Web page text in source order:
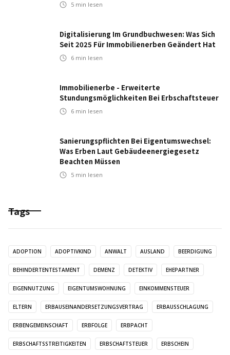
5 min lesen
Digitalisierung Im Grundbuchwesen: Was Sich
Seit 2025 Für Immobilienerben Geändert Hat
6 min lesen
Immobilienerbe - Erweiterte
Stundungsmöglichkeiten Bei Erbschaftsteuer
6 min lesen
Sanierungspflichten Bei Eigentumswechsel:
Was Erben Laut Gebäudeenergiegesetz
Beachten Müssen
5 min lesen
Tags
ADOPTION ADOPTIVKIND ANWALT AUSLAND BEERDIGUNG
BEHINDERTENTESTAMENT DEMENZ DETEKTIV EHEPARTNER
EIGENNUTZUNG EIGENTUMSWOHNUNG EINKOMMENSTEUER
ELTERN ERBAUSEINANDERSETZUNGSVERTRAG ERBAUSSCHLAGUNG
ERBENGEMEINSCHAFT ERBFOLGE ERBPACHT
ERBSCHAFTSSTREITIGKEITEN ERBSCHAFTSTEUER ERBSCHEIN